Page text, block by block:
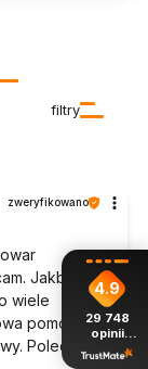
filtry
zweryfikowano
Jakby
wiele
pomoc w
Polecam.
4.9
29 748
opinii
z całego
okresu